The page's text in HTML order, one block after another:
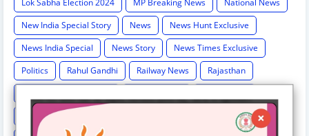
New India Special Story
News
News Hunt Exclusive
News India Special
News Story
News Times Exclusive
Politics
Rahul Gandhi Railway News
Rajasthan
sonia Gandhi
Technology